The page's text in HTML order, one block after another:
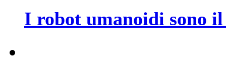
I robot umanoidi sono